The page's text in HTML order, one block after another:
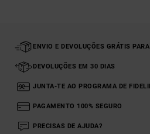
ENVIO E DEVOLUÇÕES GRÁTIS
DEVOLUÇÕES EM 30 DIAS
JUNTA-TE AO PROGRAMA DE
PAGAMENTO 100% SEGURO
PRECISAS DE AJUDA?